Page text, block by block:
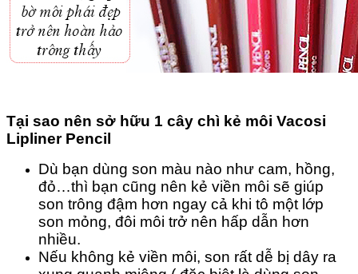
Tại sao nên sở hữu 1 cây chì kẻ môi Vacosi
Lipliner Pencil
Dù bạn dùng son màu nào như cam, hồng,
đỏ…thì bạn cũng nên kẻ viền môi sẽ giúp
son trông đậm hơn ngay cả khi tô một lớp
son mỏng, đôi môi trở nên hấp dẫn hơn
nhiều.
Nếu không kẻ viền môi, son rất dễ bị dây ra